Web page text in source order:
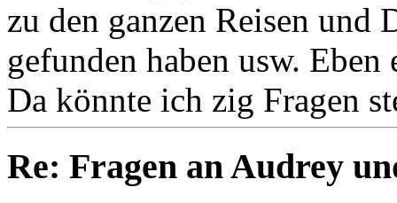
zu den ganzen Reisen und
gefunden haben usw.
Da könnte ich zig Fragen
Re: Fragen an Audrey